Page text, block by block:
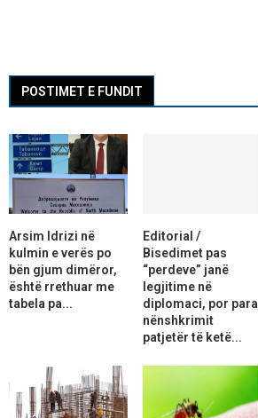
POSTIMET E FUNDIT
Arsim Idrizi në
kulmin e verës po
bën gjum dimëror,
është rrethuar me
tabela pa...
Editorial /
Bisedimet pas
“perdeve” janë
legjitime në
diplomaci, por para
nënshkrimit
patjetër të ketë...